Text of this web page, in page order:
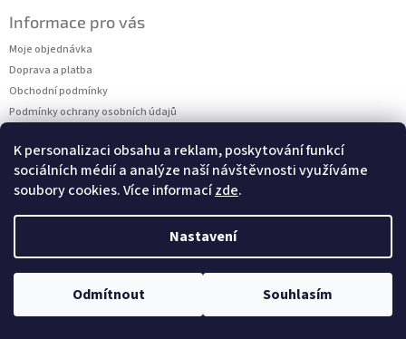
K personalizaci obsahu a reklam, poskytování funkcí
sociálních médií a analýze naší návštěvnosti využíváme
soubory cookies. Více informacízde.
Nastavení
Odmítnout Souhlasím
Informace pro vás
Moje objednávka
Doprava a platba
Obchodní podmínky
Podmínky ochrany osobních údajů
Měření velikostí
Vytvořil ShoptetCopyright 2026Dressalia. Všechna práva vyhrazena.
Upravit nastavení cookies